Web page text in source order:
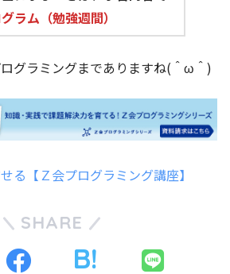
ラム（勉強週間）
グラミングまでありますね(＾ω＾)
る【Ｚ会プログラミング講座】
SHARE